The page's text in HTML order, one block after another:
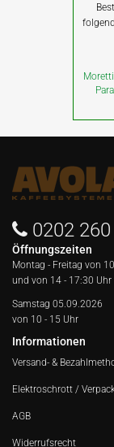
0202
Öffnungszeiten
Montag - Freitag von
und von 14 - 17:30 Uhr
Samstag 05.09.2026
von 10 - 15 Uhr
Informationen
Versand- &
Elektroschrott /
AGB
Widerrufsrecht